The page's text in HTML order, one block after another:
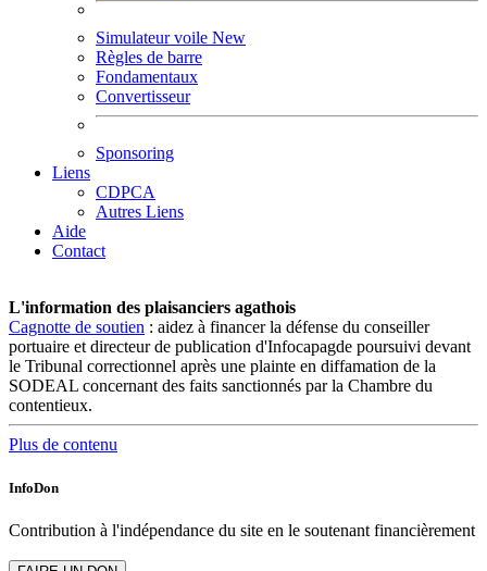
Simulateur voile New
Règles de barre
Fondamentaux
Convertisseur
Sponsoring
Liens
CDPCA
Autres Liens
Aide
Contact
L'information des plaisanciers agathois
Cagnotte de soutien : aidez à financer la défense du conseiller
portuaire et directeur de publication d'Infocapagde poursuivi devant
le Tribunal correctionnel après une plainte en diffamation de la
SODEAL concernant des faits sanctionnés par la Chambre du
contentieux.
Plus de contenu
InfoDon
Contribution à l'indépendance du site en le soutenant financièrement